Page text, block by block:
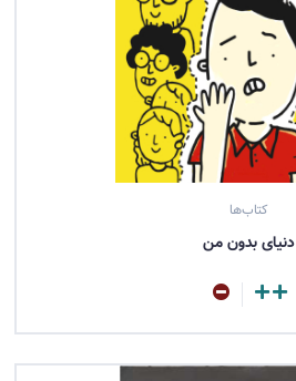
کتاب‌ها
دنیای بدون من
مشاهده کتاب